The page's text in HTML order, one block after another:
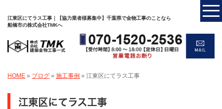
江東区にてラス工事｜【協力業者様募集中】千葉県で金物工事のことなら
船橋市の株式会社TMKへ
HOME » ブログ » 施工事例 » 江東区にてラス工事
江東区にてラス工事